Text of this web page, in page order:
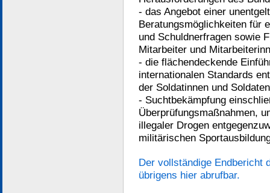
- das Angebot einer
Beratungsmöglichkeiten für
und Schuldnerfragen sowie
Mitarbeiter und
- die flächendeckende
internationalen Standards
der Soldatinnen und
- Suchtbekämpfung
Überprüfungsmaßnahmen,
illegaler Drogen
militärischen
Der vollständige Endbericht
übrigens hier abrufbar.